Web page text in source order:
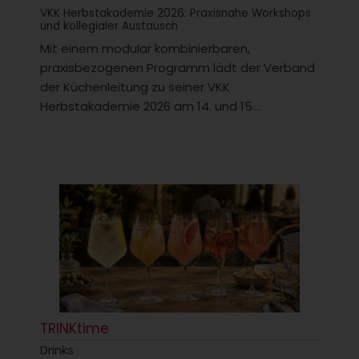
VKK Herbstakademie 2026: Praxisnahe Workshops
und kollegialer Austausch
Mit einem modular kombinierbaren,
praxisbezogenen Programm lädt der Verband
der Küchenleitung zu seiner VKK
Herbstakademie 2026 am 14. und 15....
TRINKtime
Drinks